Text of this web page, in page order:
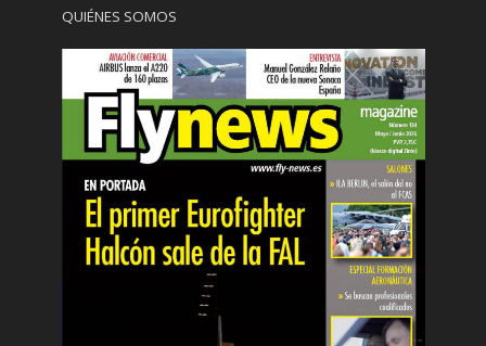
QUIÉNES SOMOS